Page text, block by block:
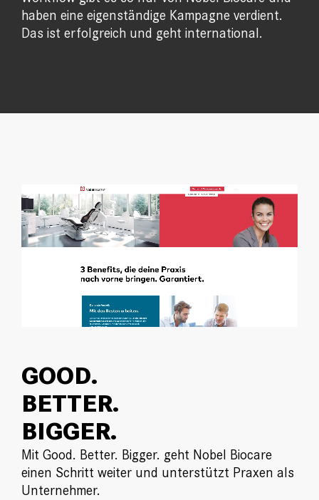
haben eine eigenständige Kampagne verdient.
Das ist erfolgreich und geht international.
GOOD.
BETTER.
BIGGER.
Mit Good. Better. Bigger. geht Nobel Biocare
einen Schritt weiter und unterstützt Praxen als
Unternehmer.